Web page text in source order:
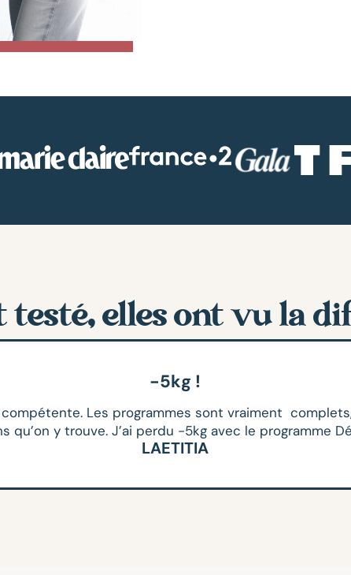
testé, elles ont vu la
-5kg !
Les programmes sont vraiment
qu’on y trouve. J’ai perdu -5kg avec le programme
LAETITIA